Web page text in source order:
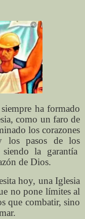
ha formado
como un faro de
los corazones
los pasos de los
la garantía
de Dios.
hoy, una Iglesia
no pone límites al
que combatir, sino